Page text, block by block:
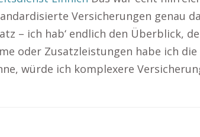
Versicherungen genau
– ich hab‘ endlich den Überblick,
oder Zusatzleistungen habe ich
würde ich komplexere